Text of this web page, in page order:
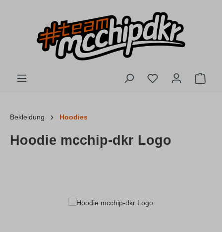
Du hast 0
Bekleidung Hoodies
Hoodie mcchip-dkr Logo
Bildergalerie überspringen